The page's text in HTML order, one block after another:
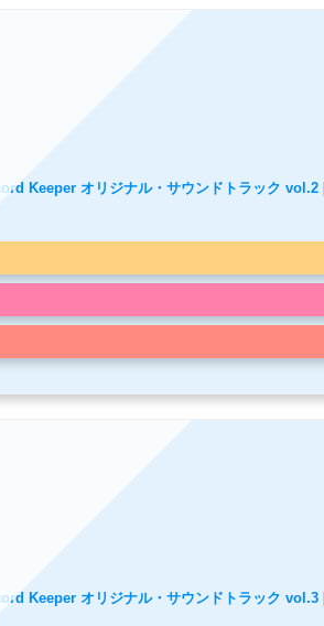
Keeper オリジナル・サウンドトラック vol.2
Keeper オリジナル・サウンドトラック